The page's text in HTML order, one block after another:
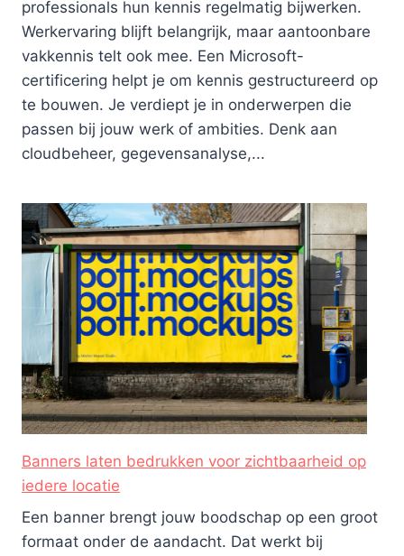
professionals hun kennis regelmatig bijwerken.
Werkervaring blijft belangrijk, maar aantoonbare
vakkennis telt ook mee. Een Microsoft-
certificering helpt je om kennis gestructureerd op
te bouwen. Je verdiept je in onderwerpen die
passen bij jouw werk of ambities. Denk aan
cloudbeheer, gegevensanalyse,...
Banners laten bedrukken voor zichtbaarheid op
iedere locatie
Een banner brengt jouw boodschap op een groot
formaat onder de aandacht. Dat werkt bij